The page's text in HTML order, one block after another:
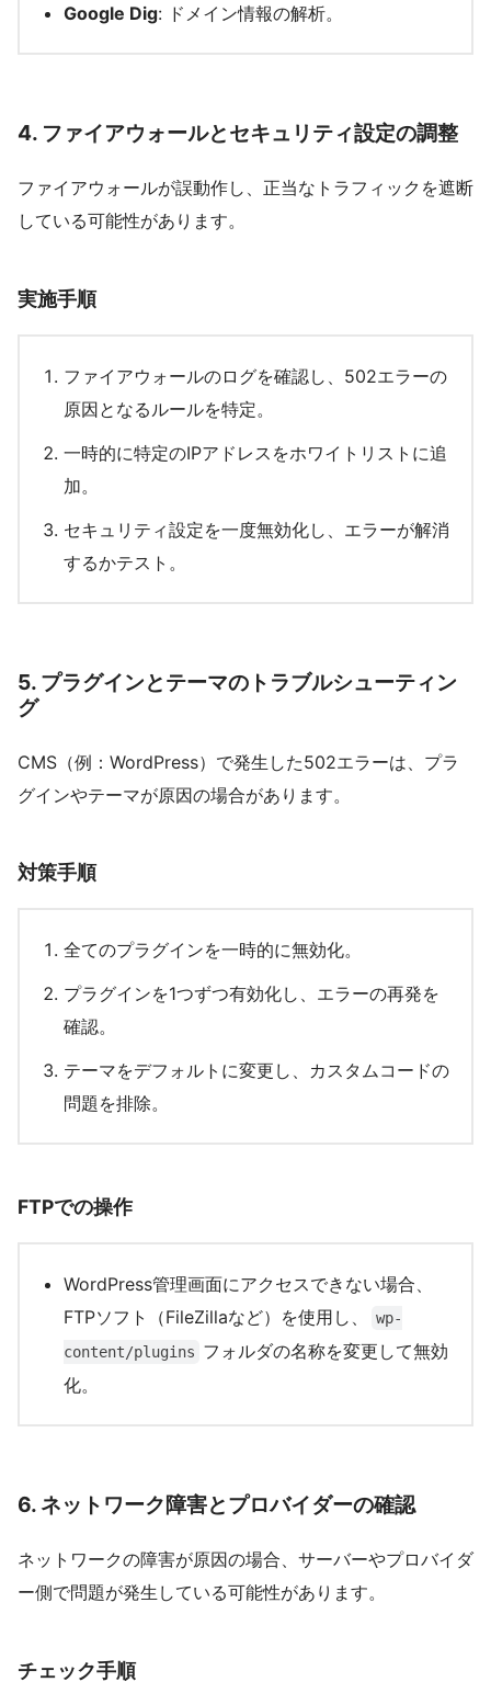
Google Dig: ドメイン情報の解析。
4. ファイアウォールとセキュリティ設定の調整
ファイアウォールが誤動作し、正当なトラフィックを遮断
している可能性があります。
実施手順
ファイアウォールのログを確認し、502エラーの
原因となるルールを特定。
一時的に特定のIPアドレスをホワイトリストに追
加。
セキュリティ設定を一度無効化し、エラーが解消
するかテスト。
5. プラグインとテーマのトラブルシューティン
グ
CMS（例：WordPress）で発生した502エラーは、プラ
グインやテーマが原因の場合があります。
対策手順
全てのプラグインを一時的に無効化。
プラグインを1つずつ有効化し、エラーの再発を
確認。
テーマをデフォルトに変更し、カスタムコードの
問題を排除。
FTPでの操作
WordPress管理画面にアクセスできない場合、
FTPソフト（FileZillaなど）を使用し、
wp-
content/plugins フォルダの名称を変更して無効
化。
6.ネットワーク障害とプロバイダーの確認
ネットワークの障害が原因の場合、サーバーやプロバイダ
ー側で問題が発生している可能性があります。
チェック手順